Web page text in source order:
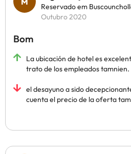
Reservado em
Outubro 2020
Bom
La ubicación de hotel es
trato de los empleados tamnien.
el desayuno a sido
cuenta el precio de la oferta